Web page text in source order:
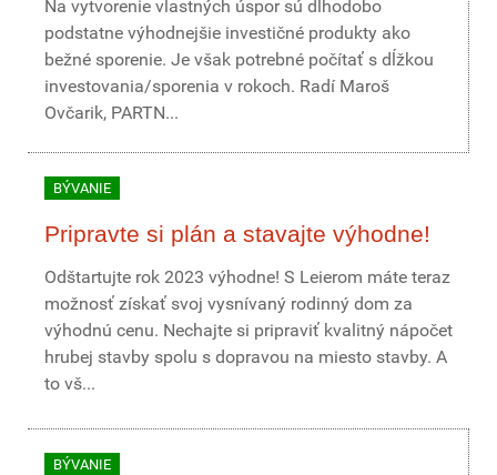
Na vytvorenie vlastných úspor sú dlhodobo
podstatne výhodnejšie investičné produkty ako
bežné sporenie. Je však potrebné počítať s dĺžkou
investovania/sporenia v rokoch. Radí Maroš
Ovčarik, PARTN...
BÝVANIE
Pripravte si plán a stavajte výhodne!
Odštartujte rok 2023 výhodne! S Leierom máte teraz
možnosť získať svoj vysnívaný rodinný dom za
výhodnú cenu. Nechajte si pripraviť kvalitný nápočet
hrubej stavby spolu s dopravou na miesto stavby. A
to vš...
BÝVANIE